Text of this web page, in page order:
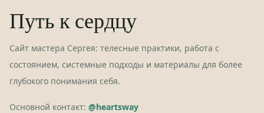
Путь к сердцу
Сайт мастера Сергея: телесные практики, работа с
состоянием, системные подходы и материалы для более
глубокого понимания себя.
Основной контакт: @heartsway